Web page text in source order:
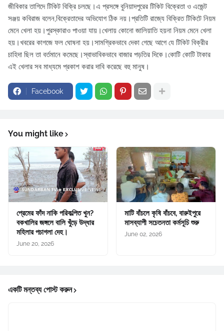
জীবিকার তাগিদে টিকিট বিক্রি চলছে।এ প্রসঙ্গে বুনিয়াদপুরের টিকিট বিক্রেতা ও এজেন্ট
সঞ্জয় কবিরাজ বলেন,বিক্রেতাদের অভিযোগ ঠিক নয়।প্রতিটি রাজ্যে বিক্রিত টিকিটে নিয়ম
মেনে খেলা হয়।পুরস্কারাও পাওয়া যায়।খেলায় কোনো জালিয়াতি হয়না নিয়ম মেনে খেলা
হয়।খবরের কাগজে ফল ঘোষনা হয়।সামগ্রিকভাবে দেকা গেছে আগে যে টিকিট বিক্রীর
চাহিদা ছিল তা বর্তমানে কমেছে।স্বাভাবিকভাবে বাজার পড়তির দিকে।কোটি কোটি টাকার
এই খেলার সব মাধ্যমে প্রকাশ করার দাবি করেছে বহু মানুষ।
Facebook
You might like
প্রেমের ফাঁদ নাকি পরিকল্পিত খুন?
বকখালির জঙ্গলে বালি খুঁড়ে উদ্ধার
মহিলার পচাগলা দেহ।
June 20, 2026
মাটি বাঁচলে কৃষি বাঁচবে, বারুইপুরে
মাসব্যাপী সচেতনতা কর্মসূচি শুরু
June 02, 2026
একটি মন্তব্য পোস্ট করুন